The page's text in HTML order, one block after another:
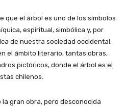
que el árbol es uno de los símbolos
espiritual, simbólica y, por
de nuestra sociedad occidental.
el ámbito literario, tantas obras,
pictóricos, donde el árbol es el
chilenos.
gran obra, pero desconocida